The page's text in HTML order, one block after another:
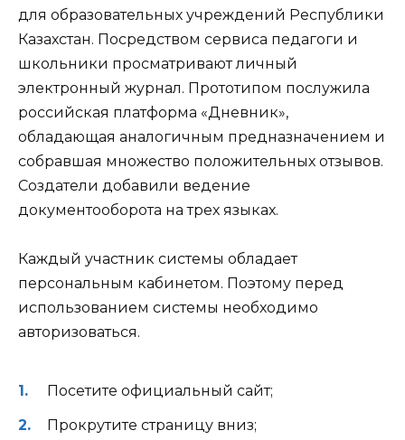
для образовательных учреждений Республики
Казахстан. Посредством сервиса педагоги и
школьники просматривают личный
электронный журнал. Прототипом послужила
российская платформа «Дневник»,
обладающая аналогичным предназначением и
собравшая множество положительных отзывов.
Создатели добавили ведение
документооборота на трех языках.
Каждый участник системы обладает
персональным кабинетом. Поэтому перед
использованием системы необходимо
авторизоваться.
Посетите официальный сайт;
Прокрутите страницу вниз;